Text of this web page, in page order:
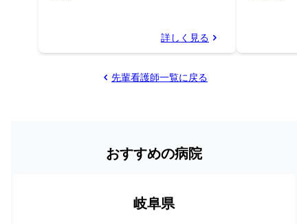
詳しく見る
先輩看護師一覧に戻る
おすすめの病院
岐阜県